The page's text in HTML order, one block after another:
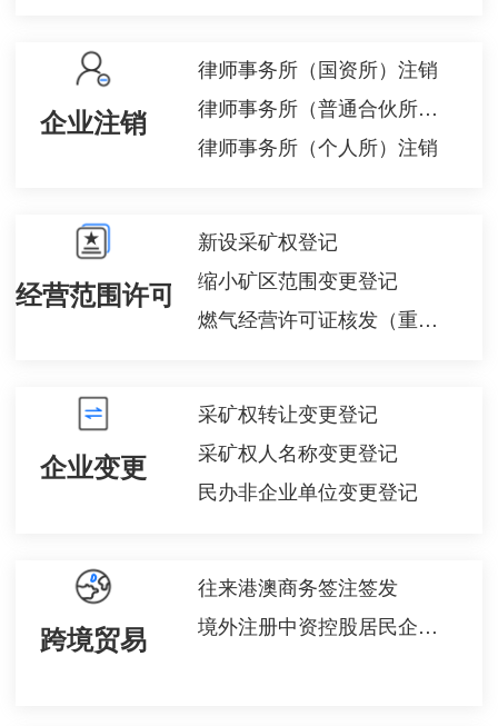
企业注销
律师事务所（国资所）注销
律师事务所（普通合伙所）注销
律师事务所（个人所）注销
经营范围许可备案
新设采矿权登记
缩小矿区范围变更登记
燃气经营许可证核发（重新申请）
企业变更
采矿权转让变更登记
采矿权人名称变更登记
民办非企业单位变更登记
跨境贸易
往来港澳商务签注签发
境外注册中资控股居民企业身份认定申请